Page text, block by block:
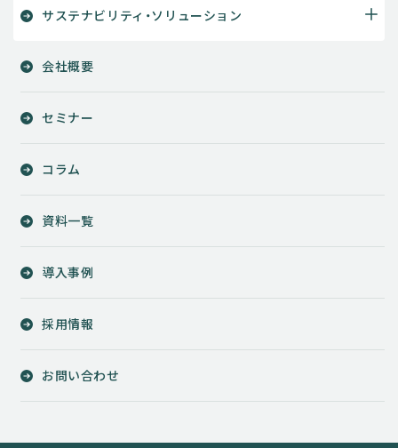
サステナビリティ・ソリューション
会社概要
セミナー
コラム
資料一覧
導入事例
採用情報
お問い合わせ